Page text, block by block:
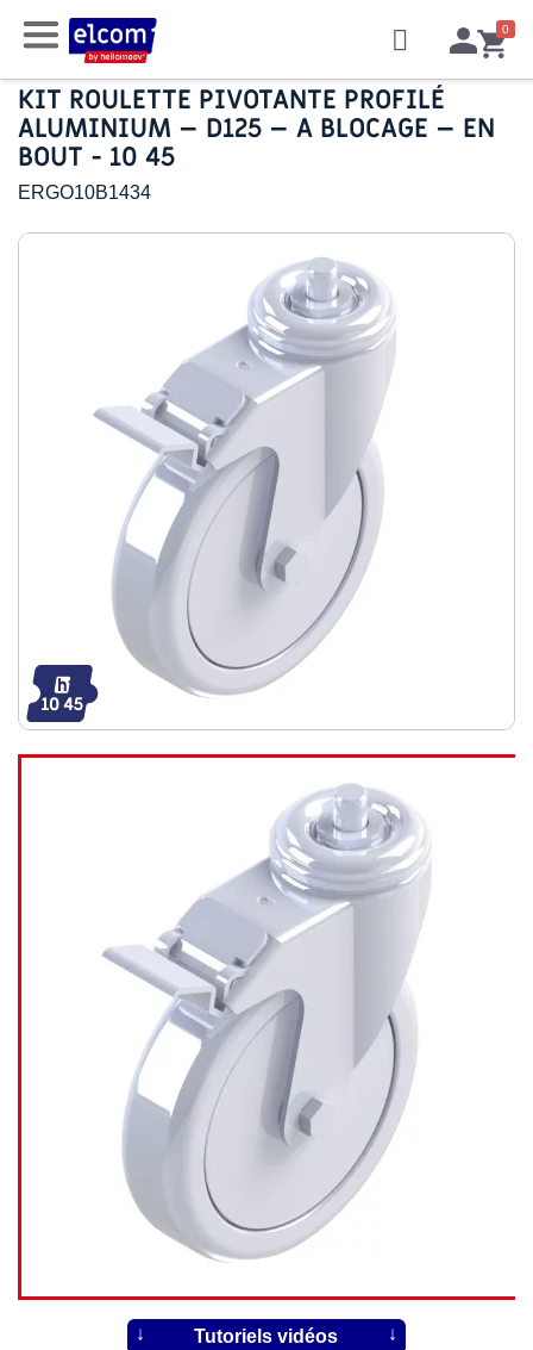
KIT ROULETTE PIVOTANTE PROFILÉ
ALUMINIUM – D125 – A BLOCAGE – EN
BOUT - 10 45
ERGO10B1434
Tutoriels vidéos